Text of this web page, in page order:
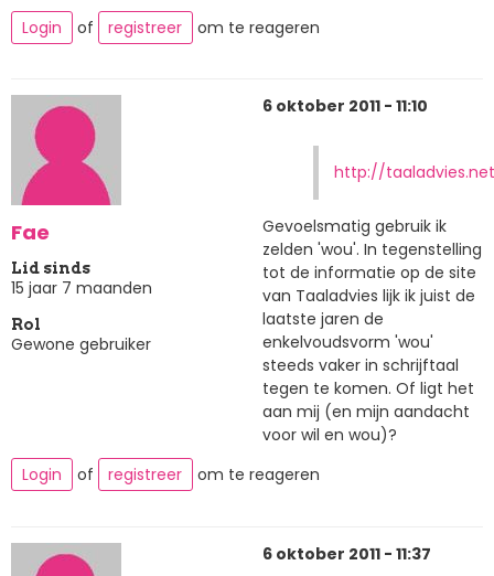
Login
of registreer om te reageren
Fae
Lid sinds
15 jaar 7 maanden
Rol
Gewone gebruiker
6 oktober 2011 - 11:10
http://
Gevoelsmatig gebruik ik
zelden 'wou'. In tegenstelling
tot de informatie op de site
van Taaladvies lijk ik juist de
laatste jaren de
enkelvoudsvorm 'wou'
steeds vaker in schrijftaal
tegen te komen. Of ligt het
aan mij (en mijn aandacht
voor wil en wou)?
Login
of registreer om te reageren
6 oktober 2011 - 11:37